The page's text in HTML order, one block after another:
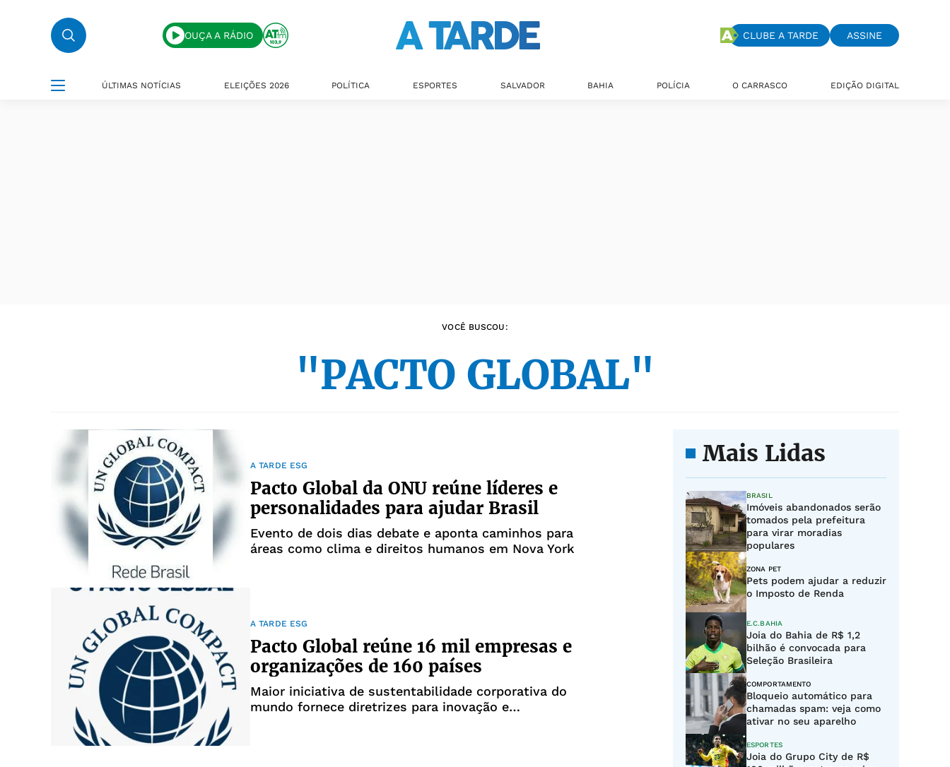
OUÇA A RÁDIO CLUBE A TARDE ASSINE
ÚLTIMAS NOTÍCIAS ELEIÇÕES 2026 POLÍTICA ESPORTES SALVADOR BAHIA POLÍCIA O CARRASCO EDIÇÃO DIGITAL
VOCÊ BUSCOU:
"PACTO GLOBAL"
A TARDE ESG
Pacto Global da ONU reúne líderes e
personalidades para ajudar Brasil
Evento de dois dias debate e aponta caminhos para
áreas como clima e direitos humanos em Nova York
A TARDE ESG
Pacto Global reúne 16 mil empresas e
organizações de 160 países
Maior iniciativa de sustentabilidade corporativa do
mundo fornece diretrizes para inovação e
Mais Lidas
BRASIL
Imóveis abandonados serão
tomados pela prefeitura
para virar moradias
populares
ZONA PET
Pets podem ajudar a reduzir
o Imposto de Renda
E.C.BAHIA
Joia do Bahia de R$ 1,2
bilhão é convocada para
Seleção Brasileira
COMPORTAMENTO
Bloqueio automático para
chamadas spam: veja como
ativar no seu aparelho
ESPORTES
Joia do Grupo City de R$